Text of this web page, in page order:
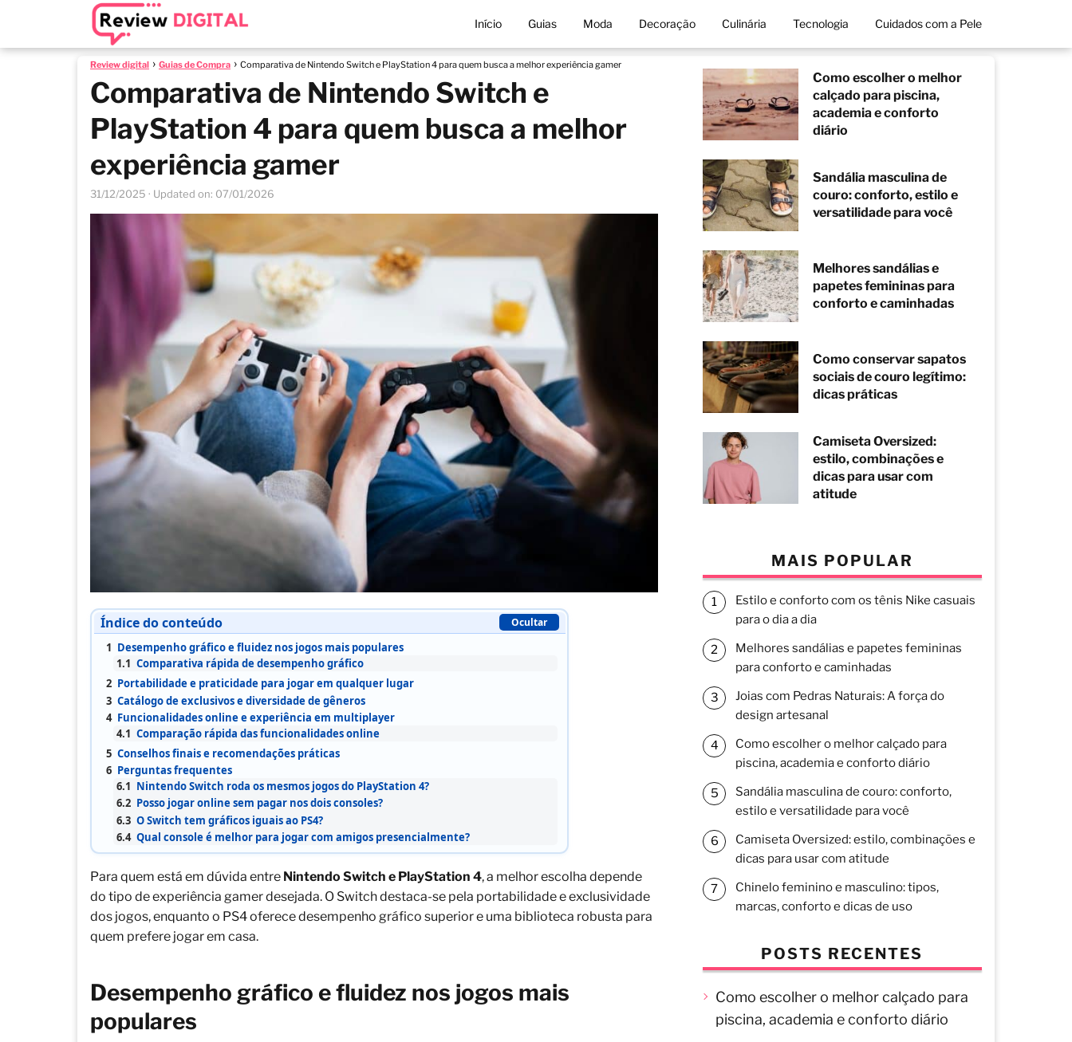
Início Guias Moda Decoração Culinária Tecnologia Cuidados com a Pele
Review digital Guias de Compra Comparativa de Nintendo Switch e PlayStation 4 para quem busca a melhor experiência gamer
Comparativa de Nintendo Switch e
PlayStation 4 para quem busca a melhor
experiência gamer
31/12/2025 · Updated on: 07/01/2026
Índice do conteúdo Ocultar
1 Desempenho gráfico e fluidez nos jogos mais populares
1.1 Comparativa rápida de desempenho gráfico
2 Portabilidade e praticidade para jogar em qualquer lugar
3 Catálogo de exclusivos e diversidade de gêneros
4 Funcionalidades online e experiência em multiplayer
4.1 Comparação rápida das funcionalidades online
5 Conselhos finais e recomendações práticas
6 Perguntas frequentes
6.1 Nintendo Switch roda os mesmos jogos do PlayStation 4?
6.2 Posso jogar online sem pagar nos dois consoles?
6.3 O Switch tem gráficos iguais ao PS4?
6.4 Qual console é melhor para jogar com amigos presencialmente?
Para quem está em dúvida entre Nintendo Switch e PlayStation 4, a melhor escolha depende
do tipo de experiência gamer desejada. O Switch destaca-se pela portabilidade e exclusividade
dos jogos, enquanto o PS4 oferece desempenho gráfico superior e uma biblioteca robusta para
quem prefere jogar em casa.
Desempenho gráfico e fluidez nos jogos mais
populares
Como escolher o melhor
calçado para piscina,
academia e conforto
diário
Sandália masculina de
couro: conforto, estilo e
versatilidade para você
Melhores sandálias e
papetes femininas para
conforto e caminhadas
Como conservar sapatos
sociais de couro legítimo:
dicas práticas
Camiseta Oversized:
estilo, combinações e
dicas para usar com
atitude
MAIS POPULAR
Estilo e conforto com os tênis Nike casuais
para o dia a dia
Melhores sandálias e papetes femininas
para conforto e caminhadas
Joias com Pedras Naturais: A força do
design artesanal
Como escolher o melhor calçado para
piscina, academia e conforto diário
Sandália masculina de couro: conforto,
estilo e versatilidade para você
Camiseta Oversized: estilo, combinações e
dicas para usar com atitude
Chinelo feminino e masculino: tipos,
marcas, conforto e dicas de uso
POSTS RECENTES
Como escolher o melhor calçado para
piscina, academia e conforto diário